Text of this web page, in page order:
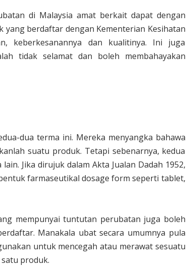
di Malaysia amat berkait dapat dengan
berdaftar dengan Kementerian Kesihatan
keberkesanannya dan kualitinya. Ini juga
tidak selamat dan boleh membahayakan
dua terma ini. Mereka menyangka bahawa
suatu produk. Tetapi sebenarnya, kedua
Jika dirujuk dalam Akta Jualan Dadah 1952,
farmaseutikal dosage form seperti tablet,
mempunyai tuntutan perubatan juga boleh
Manakala ubat secara umumnya pula
untuk mencegah atau merawat sesuatu
produk.